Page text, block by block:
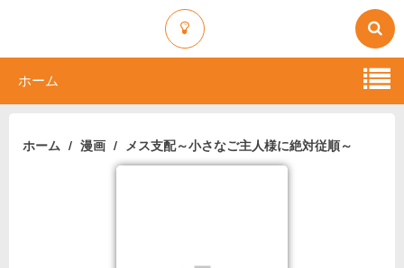
ホーム
ホーム 漫画 メス支配～小さなご主人様に絶対従順～